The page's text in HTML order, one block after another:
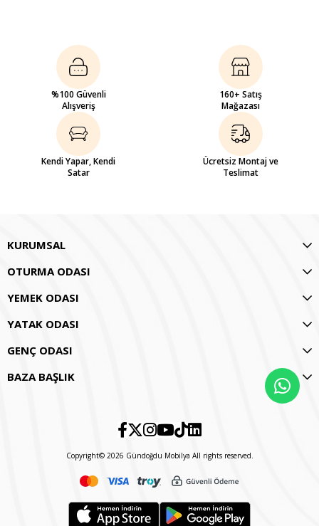
%100 Güvenli
Alışveriş
160+ Satış
Mağazası
Kendi Yapar, Kendi
Satar
Ücretsiz Montaj ve
Teslimat
KURUMSAL
OTURMA ODASI
YEMEK ODASI
YATAK ODASI
GENÇ ODASI
BAZA BAŞLIK
Copyright© 2026 Gündoğdu Mobilya All rights reserved.